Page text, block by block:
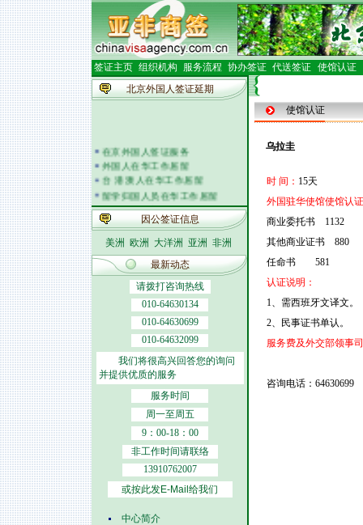
签证主页 组织机构 服务流程 协办签证 代送签证 使馆认证
北京外国人签证延期
在京外国人签证服务
外国人在华工作居留
台 港 澳人在华工作居留
留学归国人员在华工作居留
外籍人员体检
外国人在华开车
签证邀请函电
外商投资企业
外国(地区)企业常驻代表机构
北京市居民出境证件
因公签证信息
美洲 欧洲 大洋洲 亚洲 非洲
最新动态
请拨打咨询热线
010-64630134
010-64630699
010-64632099
我们将很高兴回答您的询问
并提供优质的服务
服务时间
周一至周五
9：00-18：00
非工作时间请联络
13910762007
或按此发E-Mail给我们
中心简介
使馆认证
乌拉圭
时 间： 15天
外国驻华使馆使馆认
商业委托书 1132
其他商业证书 880
任命书 581
认证说明：
1、需西班牙文译文。
2、民事证书单认。
服务费及外交部领事
咨询电话：64630699